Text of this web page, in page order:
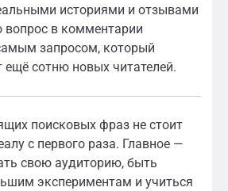
историями и отзывами
в комментарии
запросом, который
ещё сотню новых читателей.
поисковых фраз не стоит
с первого раза. Главное —
свою аудиторию, быть
экспериментам и учиться